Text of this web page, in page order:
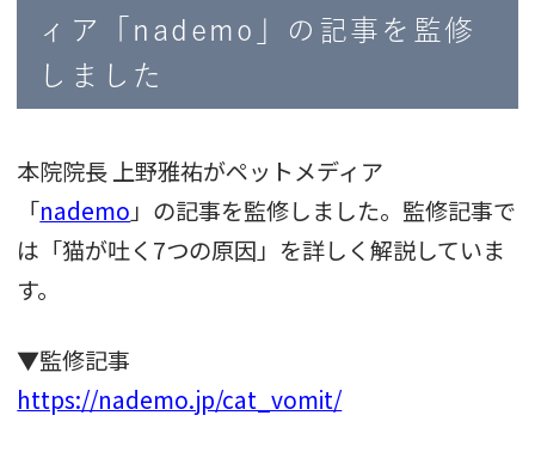
ィア「nademo」の記事を監修
しました
本院院長 上野雅祐がペットメディア
「nademo 」の記事を監修しました。監修記事で
は「猫が吐く7つの原因」を詳しく解説していま
す。
▼監修記事
https://nademo.jp/cat_vomit/